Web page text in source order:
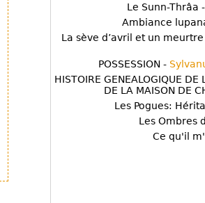
Le Sunn-Thrâa -
Ambiance
La sève d’avril et un
POSSESSION -
HISTOIRE GENEALOGIQUE DE
DE LA MAISON DE
Les Pogues:
Les Ombres
Ce qu'il